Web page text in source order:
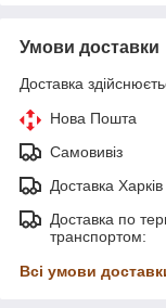
Умови доставки
Доставка
Нова Пошта
Самовивіз
Доставка
Доставка по
транспортом:
Всі умови